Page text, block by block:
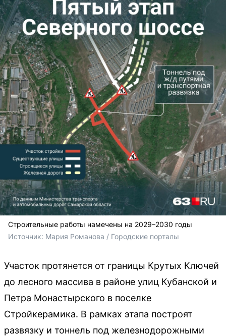
Строительные работы намечены на 2029–2030 годы
Источник: Мария Романова / Городские порталы
Участок протянется от границы Крутых Ключей
до лесного массива в районе улиц Кубанской и
Петра Монастырского в поселке
Стройкерамика. В рамках этапа построят
развязку и тоннель под железнодорожными